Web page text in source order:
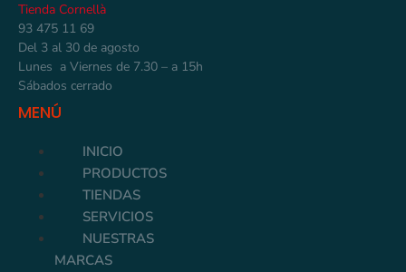
Tienda Cornellà
93 475 11 69
Del 3 al 30 de agosto
Lunes a Viernes de 7.30 – a 15h
Sábados cerrado
MENÚ
INICIO
PRODUCTOS
TIENDAS
SERVICIOS
NUESTRAS
MARCAS